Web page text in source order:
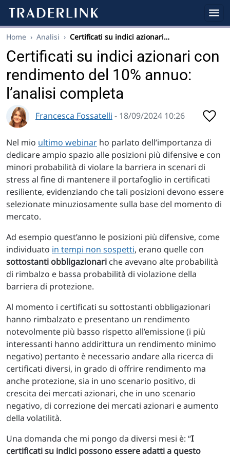
Home › Analisi › Certificati su indici azionari…
Certificati su indici azionari con
rendimento del 10% annuo:
l’analisi completa
Francesca Fossatelli - 18/09/2024 10:26
Nel mio ultimo webinar ho parlato dell’importanza di
dedicare ampio spazio alle posizioni più difensive e con
minori probabilità di violare la barriera in scenari di
stress al fine di mantenere il portafoglio in certificati
resiliente, evidenziando che tali posizioni devono essere
selezionate minuziosamente sulla base del momento di
mercato.
Ad esempio quest’anno le posizioni più difensive, come
individuato in tempi non sospetti, erano quelle con
sottostanti obbligazionari che avevano alte probabilità
di rimbalzo e bassa probabilità di violazione della
barriera di protezione.
Al momento i certificati su sottostanti obbligazionari
hanno rimbalzato e presentano un rendimento
notevolmente più basso rispetto all’emissione (i più
interessanti hanno addirittura un rendimento minimo
negativo) pertanto è necessario andare alla ricerca di
certificati diversi, in grado di offrire rendimento ma
anche protezione, sia in uno scenario positivo, di
crescita dei mercati azionari, che in uno scenario
negativo, di correzione dei mercati azionari e aumento
della volatilità.
Una domanda che mi pongo da diversi mesi è: “I
certificati su indici possono essere adatti a questo